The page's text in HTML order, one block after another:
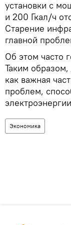
установки с
и 200 Гкал/ч
Старение
главной
Об этом часто
Таким
как важная
проблем,
Экономика